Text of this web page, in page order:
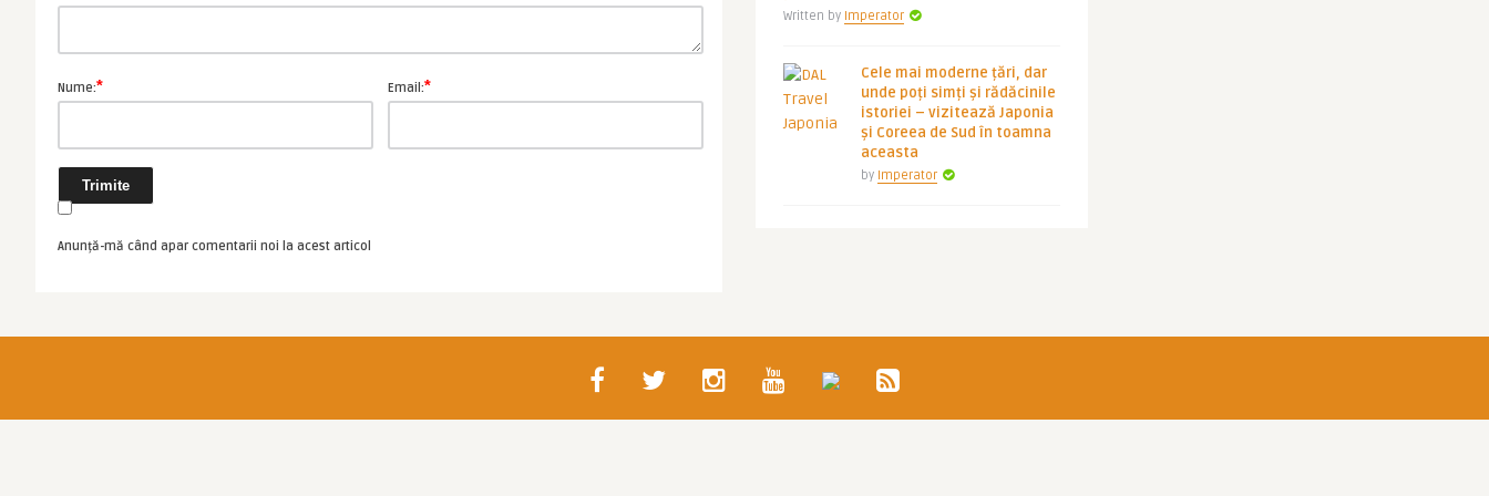
Nume:* Email:*
Anunță-mă când apar comentarii noi la acest articol
Written by Imperator
Cele mai moderne țări, dar
unde poți simți și rădăcinile
istoriei – vizitează Japonia
și Coreea de Sud în toamna
aceasta
by Imperator